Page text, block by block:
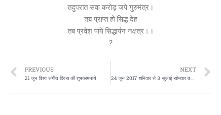
तदुपरांत सवा करोड़ जपे गुरुमंत्र।
तब प्राप्त हो सिद्ध देह
तब प्रवेश पाये सिद्धार्यन नक्षत्र।।
?
Prev
PREVIOUS
21 जून विश्व संगीत दिवस की शुभकामनायें
NEXT
24 जून 2017 शनिवार से 3 जुलाई सोमवार तक “सर्वमनोरथदात्री गुप्त नवरात्रि” और विश्व गुरु विश्वामित्र वैदिक सर्वग्रहवशीकरण और सर्व सामर्थ्य मनोरथ प्राप्ति सिद्धासिद्ध महामंत्र की महत्वकथा:-